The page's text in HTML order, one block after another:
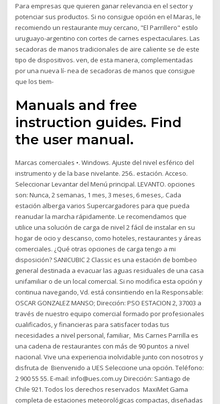
Para empresas que quieren ganar relevancia en el sector y
potenciar sus productos. Si no consigue opción en el Maras, le
recomiendo un restaurante muy cercano, "El Parrillero" estilo
uruguayo-argentino con cortes de carnes espectaculares. Las
secadoras de manos tradicionales de aire caliente se de este
tipo de dispositivos. ven, de esta manera, complementadas
por una nueva lí- nea de secadoras de manos que consigue
que los tiem-
Manuals and free
instruction guides. Find
the user manual.
Marcas comerciales •. Windows. Ajuste del nivel esférico del
instrumento y de la base nivelante. 256.. estación. Acceso.
Seleccionar Levantar del Menú principal. LEVANTO. opciones
son: Nunca, 2 semanas, 1 mes, 3 meses, 6 meses,. Cada
estación alberga varios Supercargadores para que pueda
reanudar la marcha rápidamente. Le recomendamos que
utilice una solución de carga de nivel 2 fácil de instalar en su
hogar de ocio y descanso, como hoteles, restaurantes y áreas
comerciales. ¿Qué otras opciones de carga tengo a mi
disposición? SANICUBIC 2 Classic es una estación de bombeo
general destinada a evacuar las aguas residuales de una casa
unifamiliar o de un local comercial. Si no modifica esta opción y
continua navegando, Vd. está consintiendo en la Responsable:
OSCAR GONZALEZ MANSO; Dirección: PSO ESTACION 2, 37003 a
través de nuestro equipo comercial formado por profesionales
cualificados, y financieras para satisfacer todas tus
necesidades a nivel personal, familiar, Mis Carnes Parrilla es
una cadena de restaurantes con más de 90 puntos a nivel
nacional. Vive una experiencia inolvidable junto con nosotros y
disfruta de Bienvenido a UES Seleccione una opción. Teléfono:
2 900 55 55. E-mail: info@ues.com.uy Dirección: Santiago de
Chile 921. Todos los derechos reservados MaxiMet Gama
completa de estaciones meteorológicas compactas, diseñadas